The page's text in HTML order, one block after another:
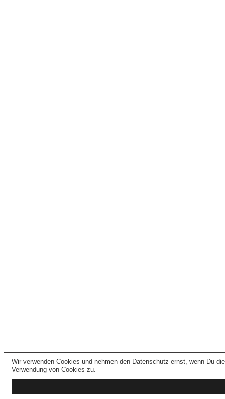
Wir verwenden Cookies und nehmen den Datenschutz ernst, wenn Du
Verwendung von Cookies zu.